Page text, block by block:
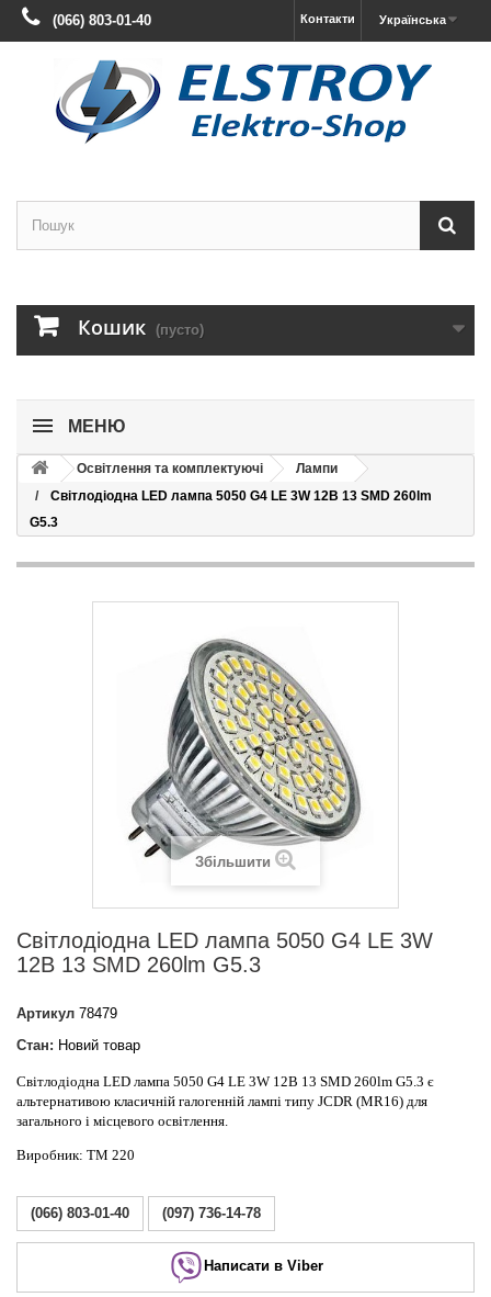
Українська
Контакти
(066) 803-01-40
Кошик (пусто)
МЕНЮ
Освітлення та комплектуючі
Лампи
Світлодіодна LED лампа 5050 G4 LE 3W 12В 13 SMD 260lm
G5.3
Збільшити
Світлодіодна LED лампа 5050 G4 LE 3W
12В 13 SMD 260lm G5.3
Артикул 78479
Стан: Новий товар
Світлодіодна LED лампа 5050 G4 LE 3W 12В 13 SMD 260lm G5.3 є
альтернативою класичній галогенній лампі типу JCDR (MR16) для
загального і місцевого освітлення.
Виробник: ТМ 220
(066) 803-01-40 (097) 736-14-78
Написати в Viber